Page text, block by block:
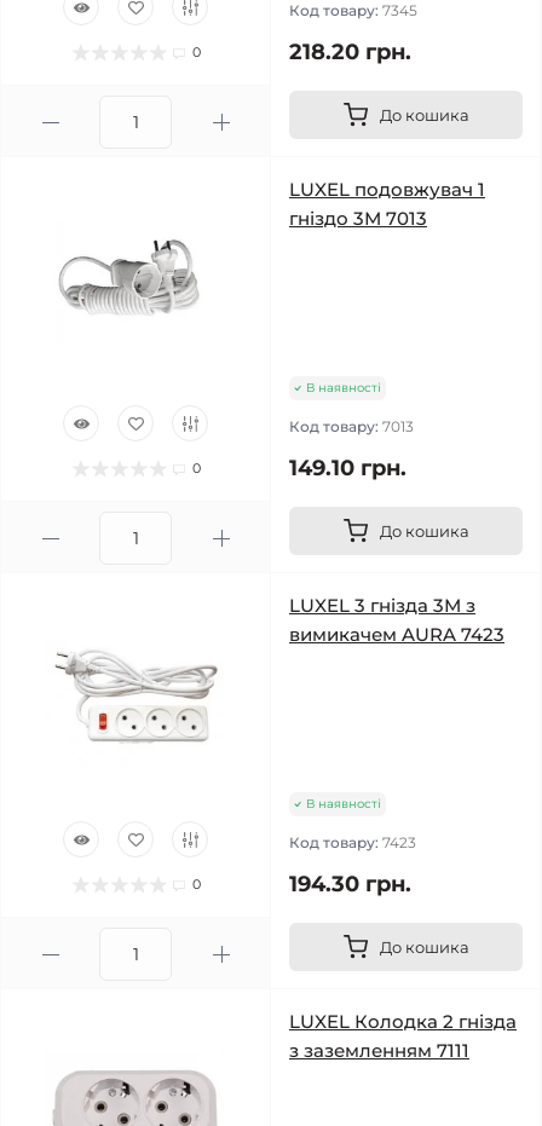
0
Код товару: 7345
218.20 грн.
До кошика
0
LUXEL подовжувач 1
гніздо 3М 7013
В наявності
Код товару: 7013
149.10 грн.
До кошика
0
LUXEL 3 гнізда 3М з
вимикачем AURA 7423
В наявності
Код товару: 7423
194.30 грн.
До кошика
LUXEL Колодка 2 гнізда
з заземленням 7111